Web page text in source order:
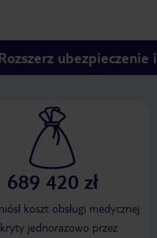
Emilki z Podlasia!
ubezpieczenie
689 420 zł
koszt obsługi medycznej
jednorazowo przez